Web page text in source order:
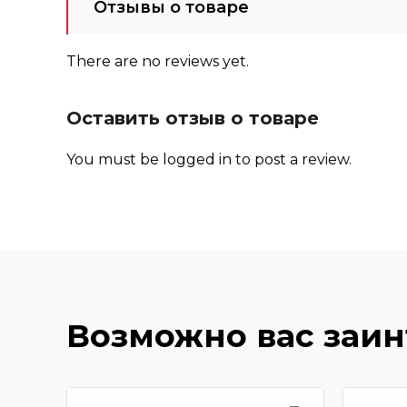
Отзывы о товаре
There are no reviews yet.
Оставить отзыв о товаре
You must be logged in to post a review.
Возможно вас